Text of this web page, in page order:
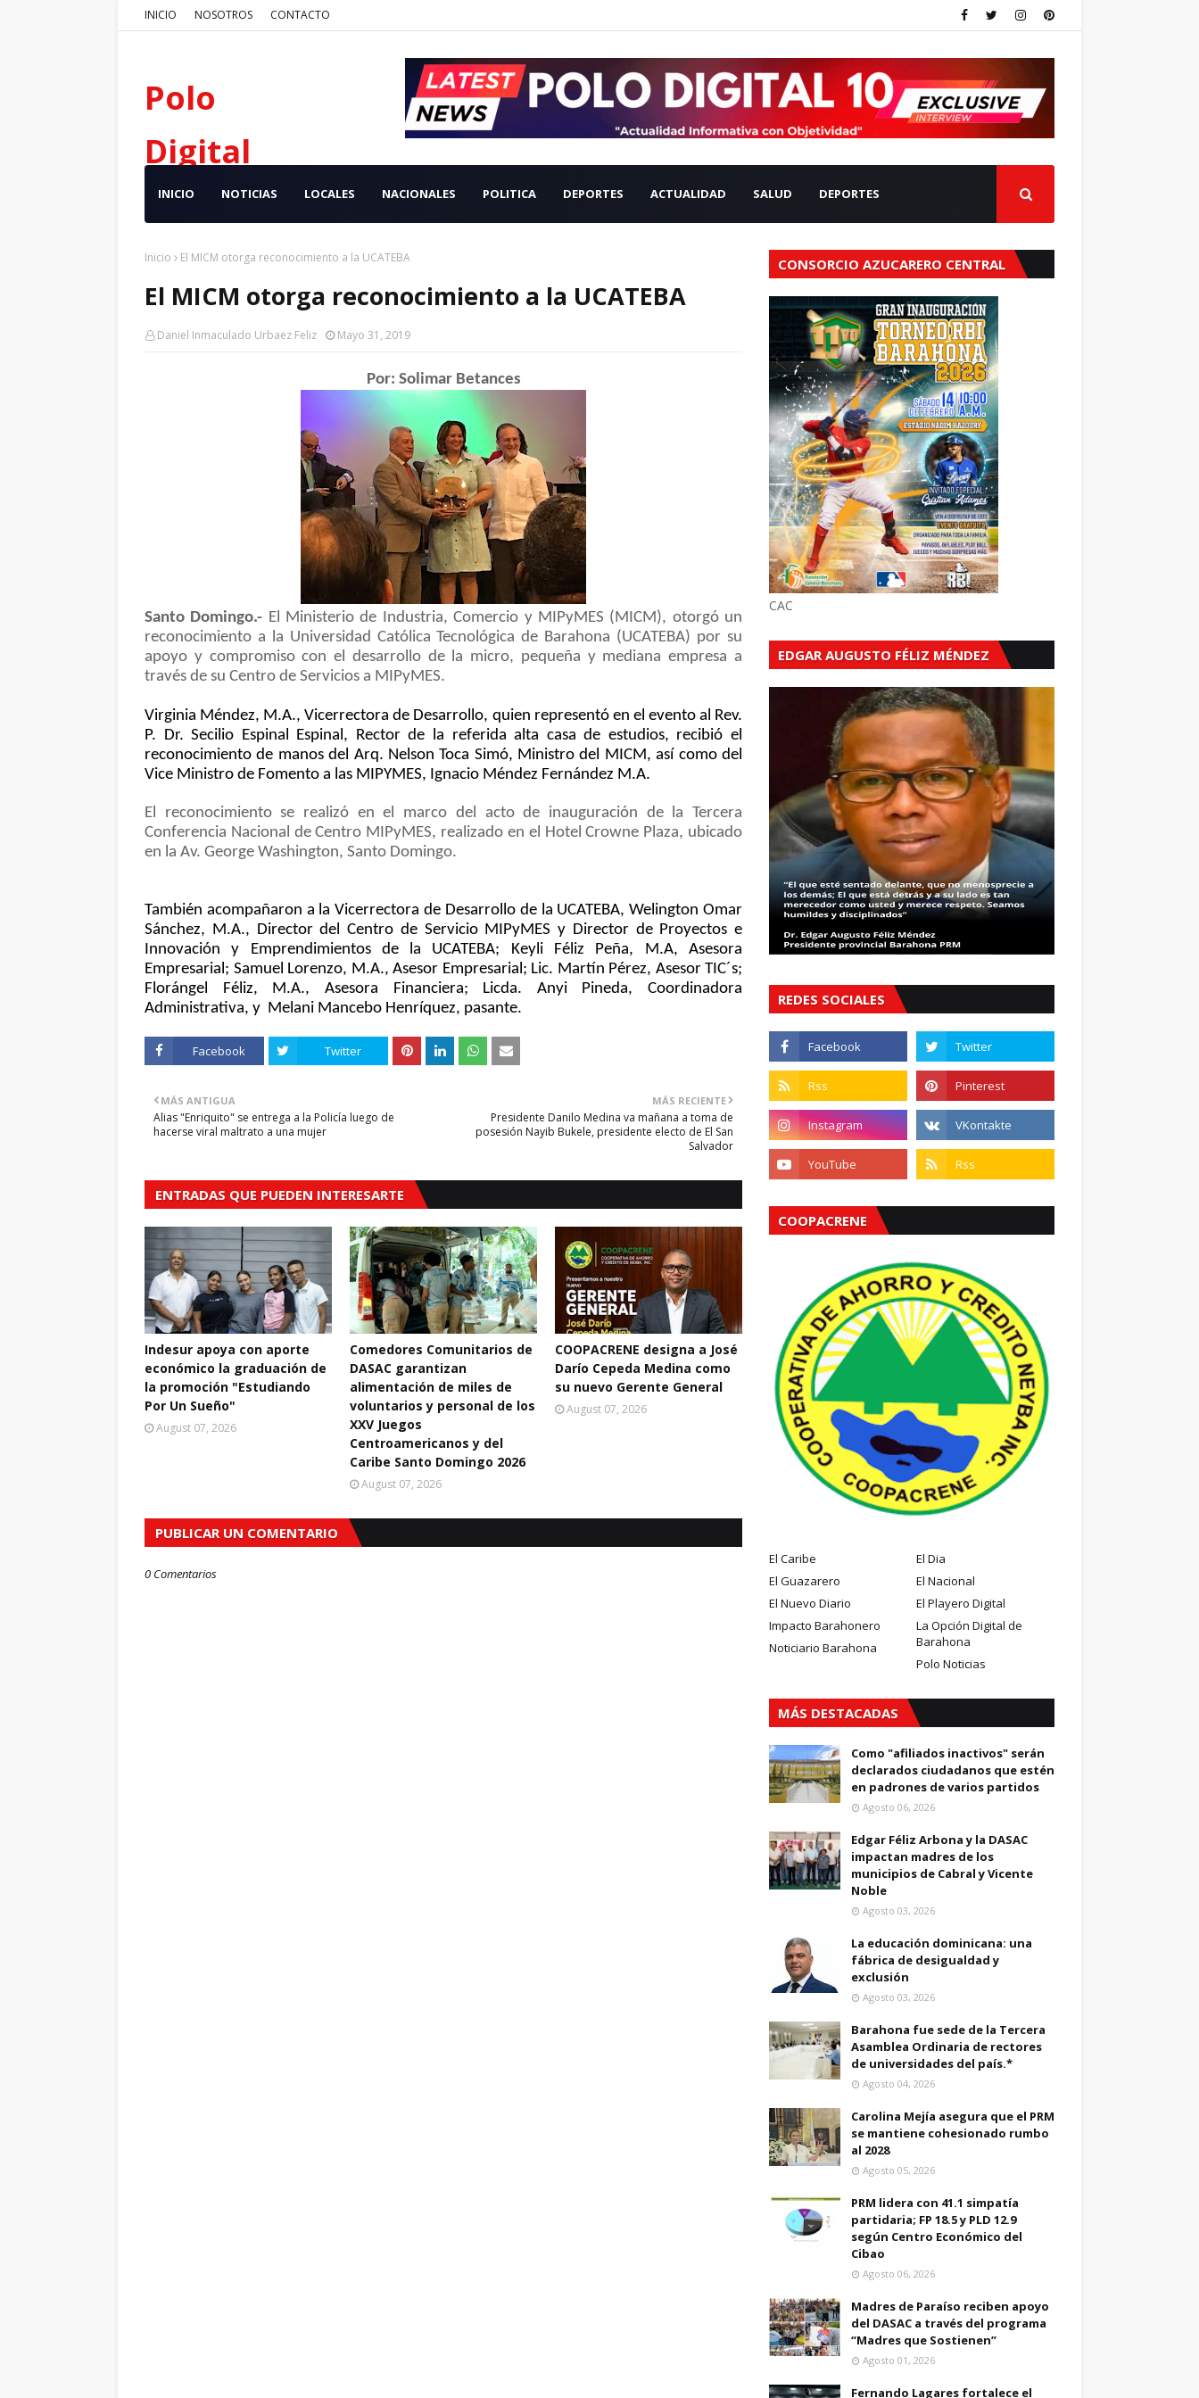
INICIO NOSOTROS CONTACTO
Polo
Digital
INICIO NOTICIAS LOCALES NACIONALES POLITICA DEPORTES ACTUALIDAD SALUD DEPORTES
Inicio El MICM otorga reconocimiento a la UCATEBA
El MICM otorga reconocimiento a la UCATEBA
Daniel Inmaculado Urbaez Feliz Mayo 31, 2019
Por: Solimar Betances
Santo Domingo.- El Ministerio de Industria, Comercio y MIPyMES (MICM), otorgó un
reconocimiento a la Universidad Católica Tecnológica de Barahona (UCATEBA) por su
apoyo y compromiso con el desarrollo de la micro, pequeña y mediana empresa a
través de su Centro de Servicios a MIPyMES.
Virginia Méndez, M.A., Vicerrectora de Desarrollo, quien representó en el evento al Rev.
P. Dr. Secilio Espinal Espinal, Rector de la referida alta casa de estudios, recibió el
reconocimiento de manos del Arq. Nelson Toca Simó, Ministro del MICM, así como del
Vice Ministro de Fomento a las MIPYMES, Ignacio Méndez Fernández M.A.
El reconocimiento se realizó en el marco del acto de inauguración de la Tercera
Conferencia Nacional de Centro MIPyMES, realizado en el Hotel Crowne Plaza, ubicado
en la Av. George Washington, Santo Domingo.
También acompañaron a la Vicerrectora de Desarrollo de la UCATEBA, Welington Omar
Sánchez, M.A., Director del Centro de Servicio MIPyMES y Director de Proyectos e
Innovación y Emprendimientos de la UCATEBA; Keyli Féliz Peña, M.A, Asesora
Empresarial; Samuel Lorenzo, M.A., Asesor Empresarial; Lic. Martín Pérez, Asesor TIC´s;
Florángel Féliz, M.A., Asesora Financiera; Licda. Anyi Pineda, Coordinadora
Administrativa, y Melani Mancebo Henríquez, pasante.
Facebook Twitter
MÁS RECIENTE
Presidente Danilo Medina va mañana a toma de
posesión Nayib Bukele, presidente electo de El San
Salvador
MÁS ANTIGUA
Alias "Enriquito" se entrega a la Policía luego de
hacerse viral maltrato a una mujer
ENTRADAS QUE PUEDEN INTERESARTE
Indesur apoya con aporte
económico la graduación de
la promoción "Estudiando
Por Un Sueño"
August 07, 2026
Comedores Comunitarios de
DASAC garantizan
alimentación de miles de
voluntarios y personal de los
XXV Juegos
Centroamericanos y del
Caribe Santo Domingo 2026
August 07, 2026
COOPACRENE designa a José
Darío Cepeda Medina como
su nuevo Gerente General
August 07, 2026
PUBLICAR UN COMENTARIO
0 Comentarios
CONSORCIO AZUCARERO CENTRAL
CAC
EDGAR AUGUSTO FÉLIZ MÉNDEZ
REDES SOCIALES
COOPACRENE
El Caribe
El Dia
El Guazarero
El Nacional
El Nuevo Diario
El Playero Digital
Impacto Barahonero
La Opción Digital de
Barahona
Noticiario Barahona
Polo Noticias
MÁS DESTACADAS
Como "afiliados inactivos" serán
declarados ciudadanos que estén
en padrones de varios partidos
Agosto 06, 2026
Edgar Féliz Arbona y la DASAC
impactan madres de los
municipios de Cabral y Vicente
Noble
Agosto 03, 2026
La educación dominicana: una
fábrica de desigualdad y
exclusión
Agosto 03, 2026
Barahona fue sede de la Tercera
Asamblea Ordinaria de rectores
de universidades del país.*
Agosto 04, 2026
Carolina Mejía asegura que el PRM
se mantiene cohesionado rumbo
al 2028
Agosto 05, 2026
PRM lidera con 41.1 simpatía
partidaria; FP 18.5 y PLD 12.9
según Centro Económico del
Cibao
Agosto 06, 2026
Madres de Paraíso reciben apoyo
del DASAC a través del programa
“Madres que Sostienen”
Agosto 01, 2026
Fernando Lagares fortalece el